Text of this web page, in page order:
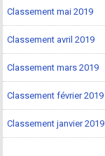
Classement mai 2019
Classement avril 2019
Classement mars 2019
Classement février 2019
Classement janvier 2019